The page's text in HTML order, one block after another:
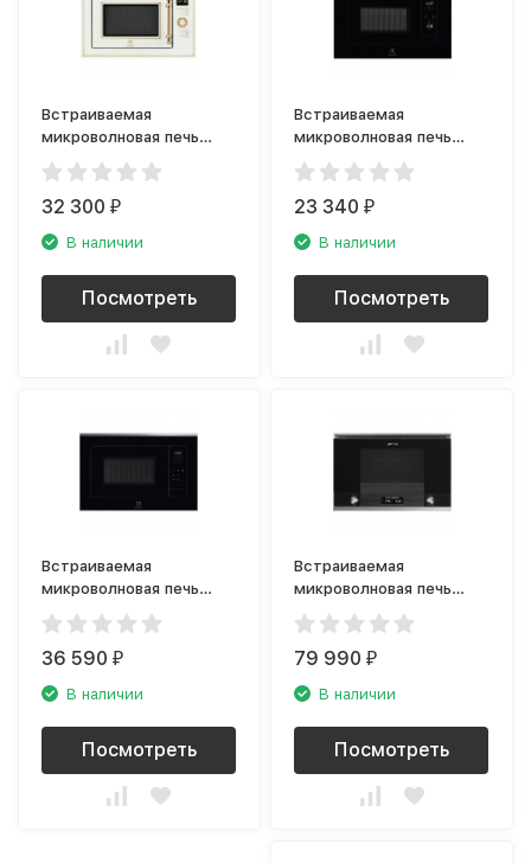
Встраиваемая
микроволновая печь
Electrolux EMT25203OC
rococo
32 300₽
В наличии
Посмотреть
Встраиваемая
микроволновая печь
Electrolux LMS2173EMX
23 340₽
В наличии
Посмотреть
Встраиваемая
микроволновая печь
Electrolux LMS4253TMX
36 590₽
В наличии
Посмотреть
Встраиваемая
микроволновая печь
Smeg MP122N1 Linea
79 990₽
В наличии
Посмотреть